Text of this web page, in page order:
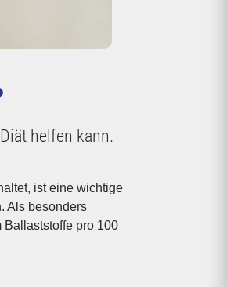
helfen kann.